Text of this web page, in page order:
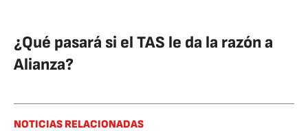
¿Qué pasará si el TAS le da la razón a
Alianza?
NOTICIAS RELACIONADAS